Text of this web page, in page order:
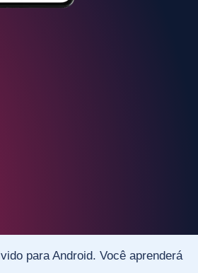
para Android. Você aprenderá